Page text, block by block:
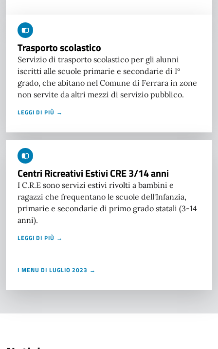
Trasporto scolastico
Servizio di trasporto scolastico per gli alunni
iscritti alle scuole primarie e secondarie di I°
grado, che abitano nel Comune di Ferrara in zone
non servite da altri mezzi di servizio pubblico.
LEGGI DI PIÙ →
Centri Ricreativi Estivi CRE 3/14 anni
I C.R.E sono servizi estivi rivolti a bambini e
ragazzi che frequentano le scuole dell'Infanzia,
primarie e secondarie di primo grado statali (3-14
anni).
LEGGI DI PIÙ →
I MENU DI LUGLIO 2023 →